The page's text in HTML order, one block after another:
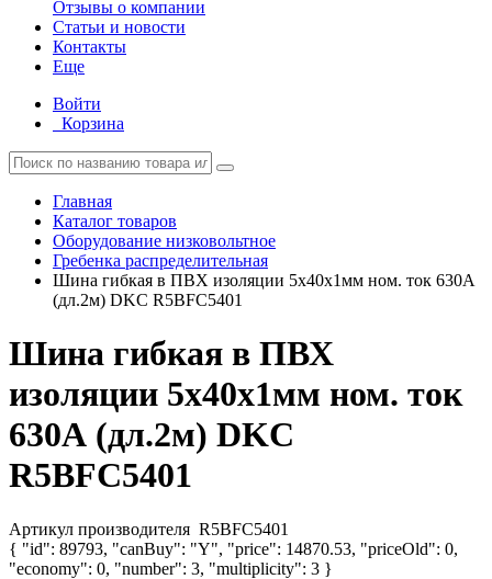
Отзывы о компании
Статьи и новости
Контакты
Еще
Войти
Корзина
Главная
Каталог товаров
Оборудование низковольтное
Гребенка распределительная
Шина гибкая в ПВХ изоляции 5х40х1мм ном. ток 630А
(дл.2м) DKC R5BFC5401
Шина гибкая в ПВХ
изоляции 5х40х1мм ном. ток
630А (дл.2м) DKC
R5BFC5401
Артикул производителя R5BFC5401
{ "id": 89793, "canBuy": "Y", "price": 14870.53, "priceOld": 0,
"economy": 0, "number": 3, "multiplicity": 3 }